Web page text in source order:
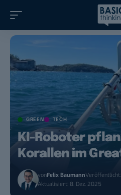
GREEN TECH
KI-Roboter
Korallen im
vonFelix Baumann
Aktualisiert: 8. Dez. 2025